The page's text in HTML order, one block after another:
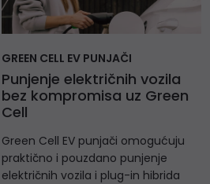
GREEN CELL EV PUNJAČI
Punjenje električnih vozila
bez kompromisa uz Green
Cell
Green Cell EV punjači omogućuju
praktično i pouzdano punjenje
električnih vozila i plug-in hibrida